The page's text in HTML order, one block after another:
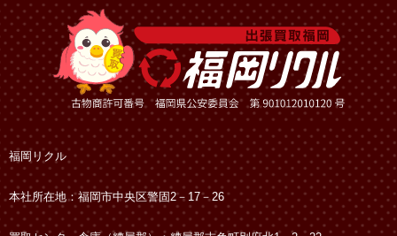
福岡リクル
本社所在地：福岡市中央区警固2－17－26